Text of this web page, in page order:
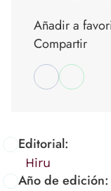
Editorial:
Hiru
Año de edición:
Añadir a
Compartir